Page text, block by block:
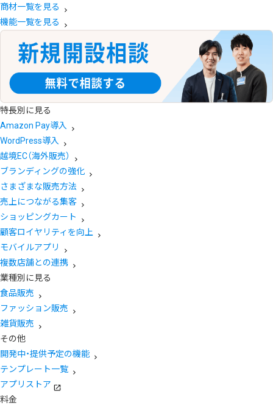
商材一覧を見る
機能一覧を見る
特長別に見る
Amazon Pay導入
WordPress導入
越境EC（海外販売）
ブランディングの強化
さまざまな販売方法
売上につながる集客
ショッピングカート
顧客ロイヤリティを向上
モバイルアプリ
複数店舗との連携
業種別に見る
食品販売
ファッション販売
雑貨販売
その他
開発中・提供予定の機能
テンプレート一覧
アプリストア
料金